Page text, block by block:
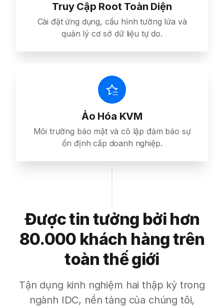
Truy Cập Root Toàn Diện
Cài đặt ứng dụng, cấu hình tường lửa và
quản lý cơ sở dữ liệu tự do.
Ảo Hóa KVM
Môi trường bảo mật và cô lập đảm bảo sự
ổn định cấp doanh nghiệp.
Được tin tưởng bởi hơn
80.000 khách hàng trên
toàn thế giới
Tận dụng kinh nghiệm hai thập kỷ trong
ngành IDC, nền tảng của chúng tôi,